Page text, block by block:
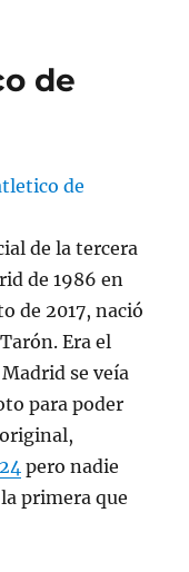
de
de la tercera
de 1986 en
de 2017, nació
Era el
se veía
para poder
pero nadie
primera que